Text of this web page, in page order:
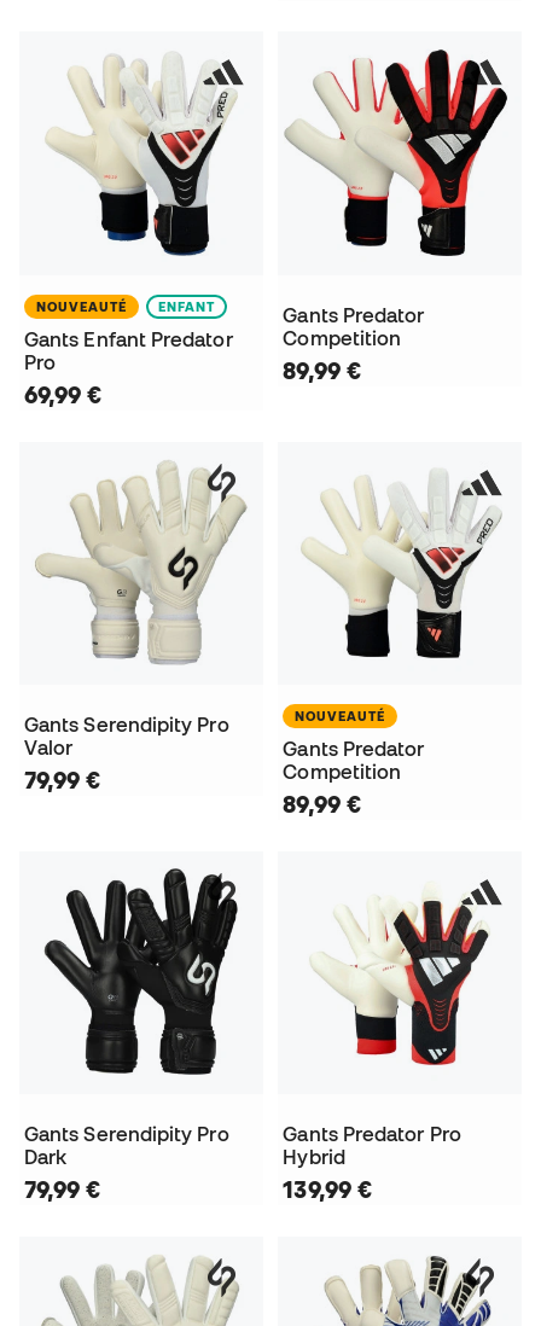
NOUVEAUTÉ ENFANT
Gants Enfant Predator
Pro
69,99 €
Gants Predator
Competition
89,99 €
Gants Serendipity Pro
Valor
79,99 €
NOUVEAUTÉ
Gants Predator
Competition
89,99 €
Gants Serendipity Pro
Dark
79,99 €
Gants Predator Pro
Hybrid
139,99 €